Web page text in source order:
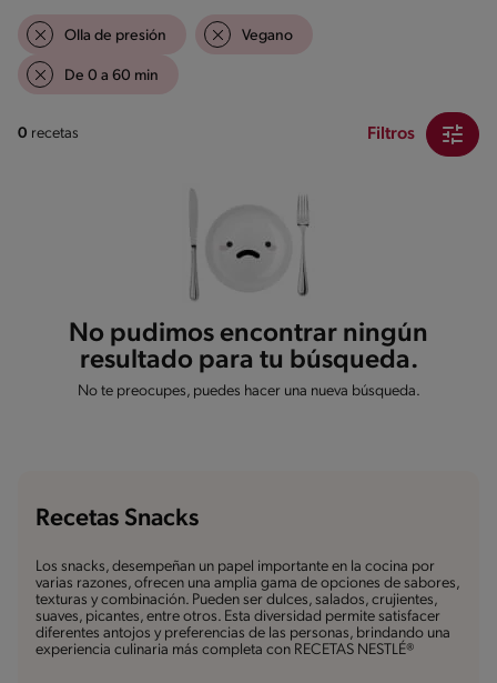
Olla de presión Vegano
De 0 a 60 min
0 recetas Filtros
No pudimos encontrar ningún
resultado para tu búsqueda.
No te preocupes, puedes hacer una nueva búsqueda.
Recetas Snacks
Los snacks, desempeñan un papel importante en la cocina por
varias razones, ofrecen una amplia gama de opciones de sabores,
texturas y combinación. Pueden ser dulces, salados, crujientes,
suaves, picantes, entre otros. Esta diversidad permite satisfacer
diferentes antojos y preferencias de las personas, brindando una
experiencia culinaria más completa con RECETAS NESTLÉ®